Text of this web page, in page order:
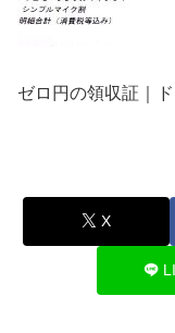
ゼロ円の領収証｜
X